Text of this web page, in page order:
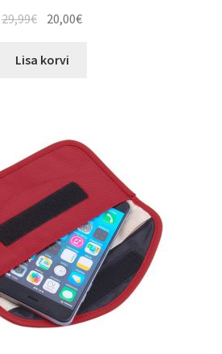
29,99€ Algne
oli:
20,00€Current
Lisa korvi